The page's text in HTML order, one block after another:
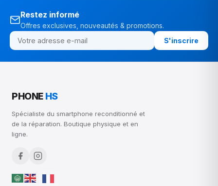
Restez informé
Offres exclusives, nouveautés & promotions.
S'inscrire
PHONE HS
Spécialiste du smartphone reconditionné et
de la réparation. Boutique physique et en
ligne.